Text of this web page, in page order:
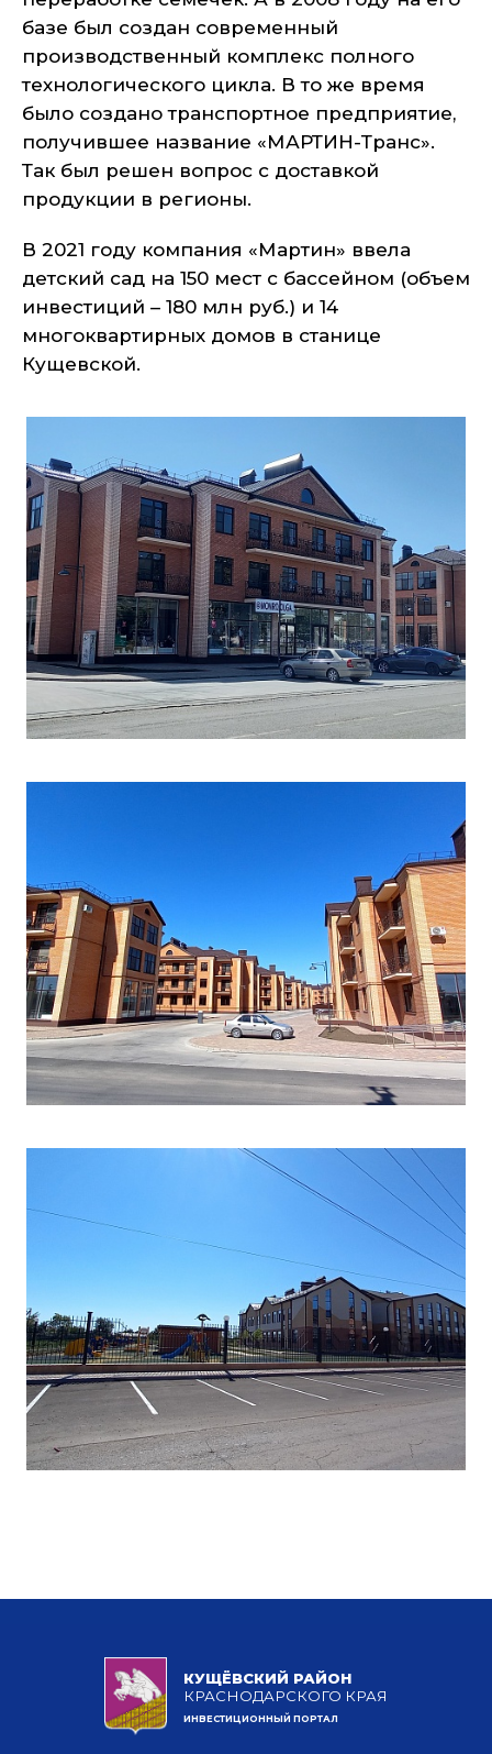
базе был создан современный
производственный комплекс полного
технологического цикла. В то же время
было создано транспортное предприятие,
получившее название «МАРТИН-Транс».
Так был решен вопрос с доставкой
продукции в регионы.
В 2021 году компания «Мартин» ввела
детский сад на 150 мест с бассейном (объем
инвестиций – 180 млн руб.) и 14
многоквартирных домов в станице
Кущевской.
КУЩЁВСКИЙ РАЙОН
КРАСНОДАРСКОГО КРАЯ
ИНВЕСТИЦИОННЫЙ ПОРТАЛ